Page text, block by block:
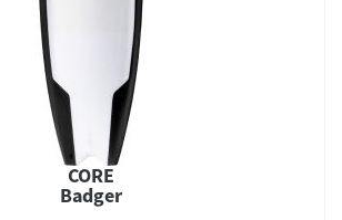
CORE
Badger